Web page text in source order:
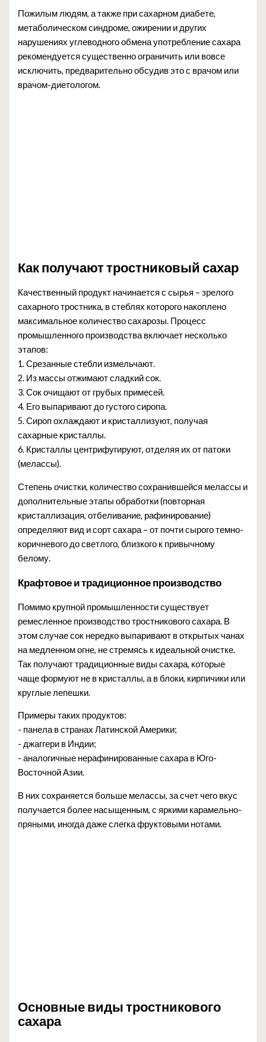
Пожилым людям, а также при сахарном диабете,
метаболическом синдроме, ожирении и других
нарушениях углеводного обмена употребление сахара
рекомендуется существенно ограничить или вовсе
исключить, предварительно обсудив это с врачом или
врачом-диетологом.
Как получают тростниковый сахар
Качественный продукт начинается с сырья – зрелого
сахарного тростника, в стеблях которого накоплено
максимальное количество сахарозы. Процесс
промышленного производства включает несколько
этапов:
1. Срезанные стебли измельчают.
2. Из массы отжимают сладкий сок.
3. Сок очищают от грубых примесей.
4. Его выпаривают до густого сиропа.
5. Сироп охлаждают и кристаллизуют, получая
сахарные кристаллы.
6. Кристаллы центрифугируют, отделяя их от патоки
(мелассы).
Степень очистки, количество сохранившейся мелассы и
дополнительные этапы обработки (повторная
кристаллизация, отбеливание, рафинирование)
определяют вид и сорт сахара – от почти сырого темно-
коричневого до светлого, близкого к привычному
белому.
Крафтовое и традиционное производство
Помимо крупной промышленности существует
ремесленное производство тростникового сахара. В
этом случае сок нередко выпаривают в открытых чанах
на медленном огне, не стремясь к идеальной очистке.
Так получают традиционные виды сахара, которые
чаще формуют не в кристаллы, а в блоки, кирпичики или
круглые лепешки.
Примеры таких продуктов:
- панела в странах Латинской Америки;
- джаггери в Индии;
- аналогичные нерафинированные сахара в Юго-
Восточной Азии.
В них сохраняется больше мелассы, за счет чего вкус
получается более насыщенным, с яркими карамельно-
пряными, иногда даже слегка фруктовыми нотами.
Основные виды тростникового
сахара